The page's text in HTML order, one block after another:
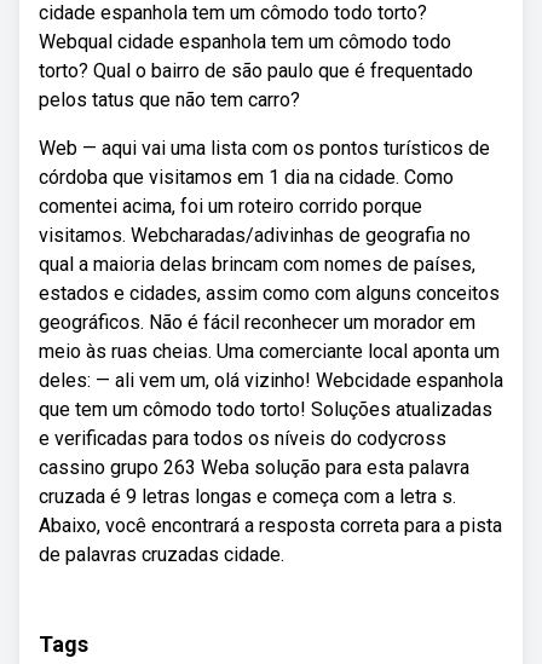
cidade espanhola tem um cômodo todo torto?
Webqual cidade espanhola tem um cômodo todo
torto? Qual o bairro de são paulo que é frequentado
pelos tatus que não tem carro?
Web — aqui vai uma lista com os pontos turísticos de
córdoba que visitamos em 1 dia na cidade. Como
comentei acima, foi um roteiro corrido porque
visitamos. Webcharadas/adivinhas de geografia no
qual a maioria delas brincam com nomes de países,
estados e cidades, assim como com alguns conceitos
geográficos. Não é fácil reconhecer um morador em
meio às ruas cheias. Uma comerciante local aponta um
deles: — ali vem um, olá vizinho! Webcidade espanhola
que tem um cômodo todo torto! Soluções atualizadas
e verificadas para todos os níveis do codycross
cassino grupo 263 Weba solução para esta palavra
cruzada é 9 letras longas e começa com a letra s.
Abaixo, você encontrará a resposta correta para a pista
de palavras cruzadas cidade.
Tags